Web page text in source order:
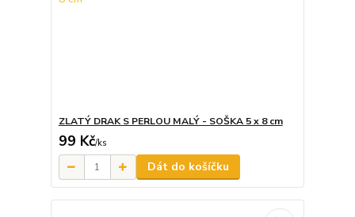
ZLATÝ DRAK S PERLOU MALÝ - SOŠKA 5 x 8 cm
99 Kč/ks
Dát do košíčku